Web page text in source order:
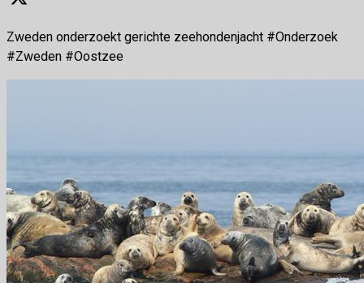
Zweden onderzoekt gerichte zeehondenjacht #Onderzoek
#Zweden #Oostzee